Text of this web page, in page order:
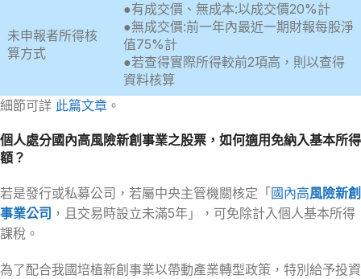
未申報者所得核
算方式
●有成交價、無成本:以成交價20%計
●無成交價:前一年內最近一期財報每股淨
值75%計
●若查得實際所得較前2項高，則以查得
資料核算
細節可詳 此篇文章 。
個人處分國內高風險新創事業之股票，如何適用免納入基本所得
額？
若是發行或私募公司，若屬中央主管機關核定「 國內高風險新創
事業公司 ，且交易時設立未滿5年」，可免除計入個人基本所得
課稅。
為了配合我國培植新創事業以帶動產業轉型政策，特別給予投資